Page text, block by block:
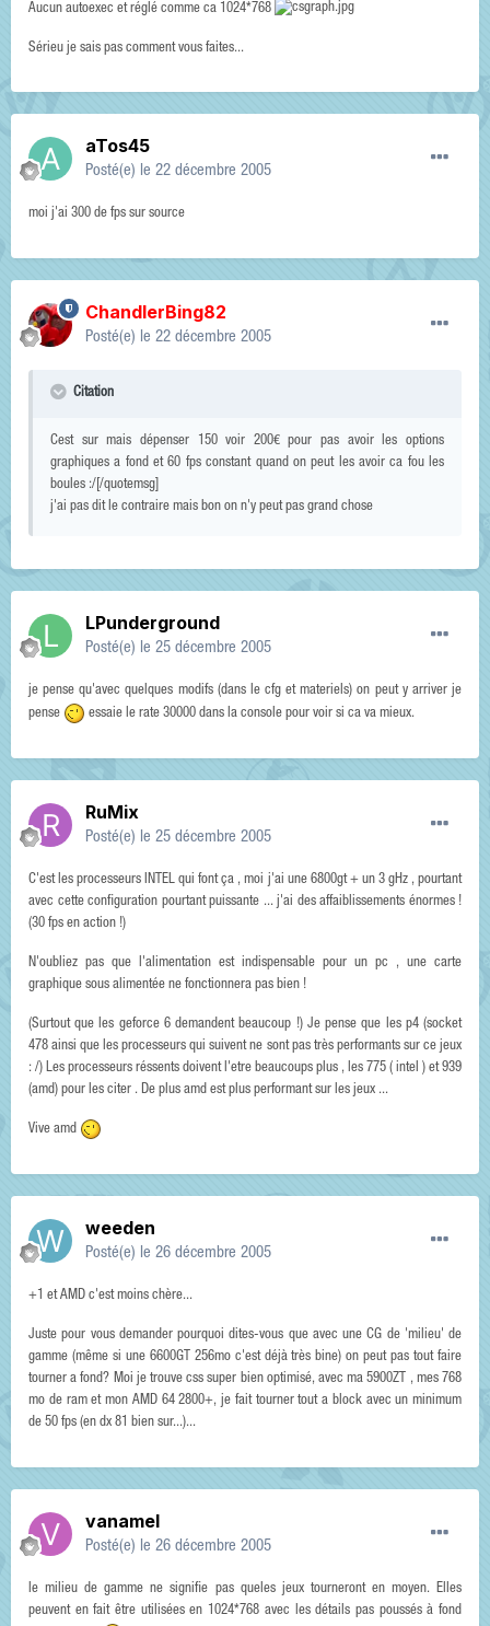
Aucun autoexec et réglé comme ca 1024*768
Sérieu je sais pas comment vous faites...
aTos45
Posté(e) le 22 décembre 2005
moi j'ai 300 de fps sur source
ChandlerBing82
Posté(e) le 22 décembre 2005
Citation
Cest sur mais dépenser 150 voir 200€ pour pas avoir les options
graphiques a fond et 60 fps constant quand on peut les avoir ca fou les
boules :/[/quotemsg]
j'ai pas dit le contraire mais bon on n'y peut pas grand chose
LPunderground
Posté(e) le 25 décembre 2005
je pense qu'avec quelques modifs (dans le cfg et materiels) on peut y arriver je
pense
essaie le rate 30000 dans la console pour voir si ca va mieux.
RuMix
Posté(e) le 25 décembre 2005
C'est les processeurs INTEL qui font ça , moi j'ai une 6800gt + un 3 gHz , pourtant
avec cette configuration pourtant puissante ... j'ai des affaiblissements énormes !
(30 fps en action !)
N'oubliez pas que l'alimentation est indispensable pour un pc , une carte
graphique sous alimentée ne fonctionnera pas bien !
(Surtout que les geforce 6 demandent beaucoup !) Je pense que les p4 (socket
478 ainsi que les processeurs qui suivent ne sont pas très performants sur ce jeux
: /) Les processeurs réssents doivent l'etre beaucoups plus , les 775 ( intel ) et 939
(amd) pour les citer . De plus amd est plus performant sur les jeux ...
Vive amd
weeden
Posté(e) le 26 décembre 2005
+1 et AMD c'est moins chère...
Juste pour vous demander pourquoi dites-vous que avec une CG de 'milieu' de
gamme (même si une 6600GT 256mo c'est déjà très bine) on peut pas tout faire
tourner a fond? Moi je trouve css super bien optimisé, avec ma 5900ZT , mes 768
mo de ram et mon AMD 64 2800+, je fait tourner tout a block avec un minimum
de 50 fps (en dx 81 bien sur...)...
vanamel
Posté(e) le 26 décembre 2005
le milieu de gamme ne signifie pas queles jeux tourneront en moyen. Elles
peuvent en fait être utilisées en 1024*768 avec les détails pas poussés à fond